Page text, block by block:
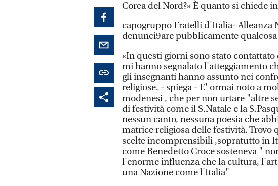
Corea del Nord?» È quanto si chiede
capogruppo Fratelli d'Italia- Alleanza
denunci9are pubblicamente
«In questi giorni sono stato
mi hanno segnalato l'atteggiamento
gli insegnanti hanno assunto nei
religiose. - spiega - E' ormai noto a
modenesi , che per non urtare "altre
di festività come il S.Natale e la
nessun canto, nessuna poesia che
matrice religiosa delle festività. Trovo
scelte incomprensibili ,sopratutto in
come Benedetto Croce sosteneva "
l'enorme influenza che la cultura,
una Nazione come l'Italia"